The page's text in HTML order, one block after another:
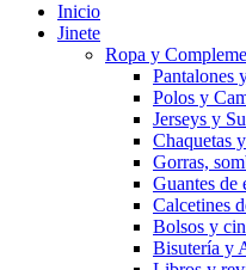
Inicio
Jinete
Ropa y
Pantalones
Polos y
Jerseys y
Chaquetas
Gorras,
Guantes de
Calcetines
Bolsos y
Bisutería y